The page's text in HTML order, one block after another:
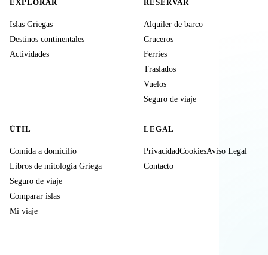
EXPLORAR
Islas Griegas
Destinos continentales
Actividades
RESERVAR
Alquiler de barco
Cruceros
Ferries
Traslados
Vuelos
Seguro de viaje
ÚTIL
Comida a domicilio
Libros de mitología Griega
Seguro de viaje
Comparar islas
Mi viaje
LEGAL
PrivacidadCookiesAviso Legal
Contacto